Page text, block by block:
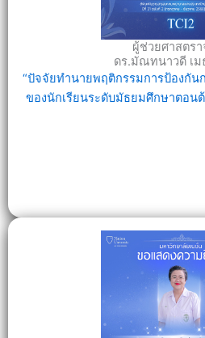
ผู้ช่วยศาสตรา
ดร.มัณทนาวดี เ
“ปัจจัยทำนายพฤติกรรมการป้องกัน
ของนักเรียนระดับมัธยมศึกษาตอน